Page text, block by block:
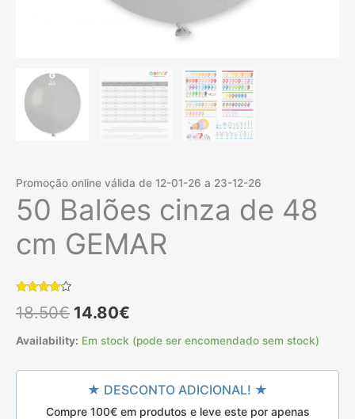
Promoção online válida de 12-01-26 a 23-12-26
50 Balões cinza de 48
cm GEMAR
com4.00
classificações
18.50€ O
preço
original
14.80€
preço
atual
Availability: Em stock (pode ser encomendado sem stock)
★ DESCONTO ADICIONAL! ★
Compre 100€ em produtos e leve este por apenas